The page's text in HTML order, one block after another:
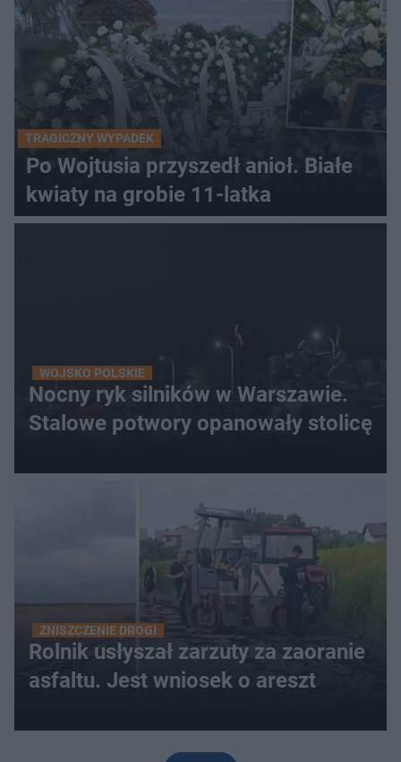
TRAGICZNY WYPADEK
Po Wojtusia przyszedł anioł. Białe
kwiaty na grobie 11-latka
WOJSKO POLSKIE
Nocny ryk silników w Warszawie.
Stalowe potwory opanowały stolicę
ZNISZCZENIE DROGI
Rolnik usłyszał zarzuty za zaoranie
asfaltu. Jest wniosek o areszt